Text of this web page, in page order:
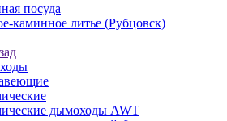
посуда
каминное литье (Рубцовск)
дымоходы AWT